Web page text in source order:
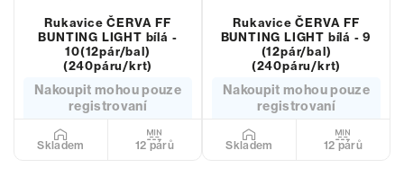
Rukavice ČERVA FF
BUNTING LIGHT bílá -
10(12pár/bal)
(240páru/krt)
Nakoupit mohou pouze
registrovaní
Skladem 12 párů
Rukavice ČERVA FF
BUNTING LIGHT bílá - 9
(12pár/bal)
(240páru/krt)
Nakoupit mohou pouze
registrovaní
Skladem 12 párů